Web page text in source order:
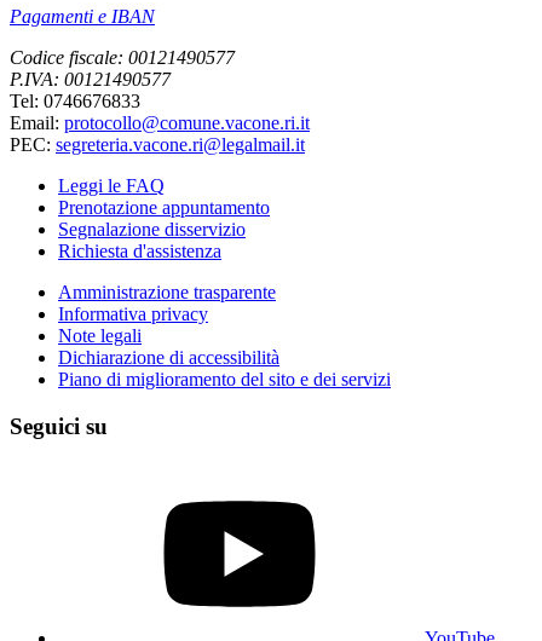
Pagamenti e IBAN
Codice fiscale: 00121490577
P.IVA: 00121490577
Tel: 0746676833
Email: protocollo@comune.vacone.ri.it
PEC: segreteria.vacone.ri@legalmail.it
Leggi le FAQ
Prenotazione appuntamento
Segnalazione disservizio
Richiesta d'assistenza
Amministrazione trasparente
Informativa privacy
Note legali
Dichiarazione di accessibilità
Piano di miglioramento del sito e dei servizi
Seguici su